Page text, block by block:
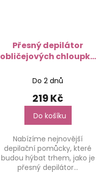
Přesný depilátor
obličejových chloupků
Beauté
Do 2 dnů
219 Kč
Do košíku
Nabízíme nejnovější
depilační pomůcky, které
budou hýbat trhem, jako je
přesný depilátor...